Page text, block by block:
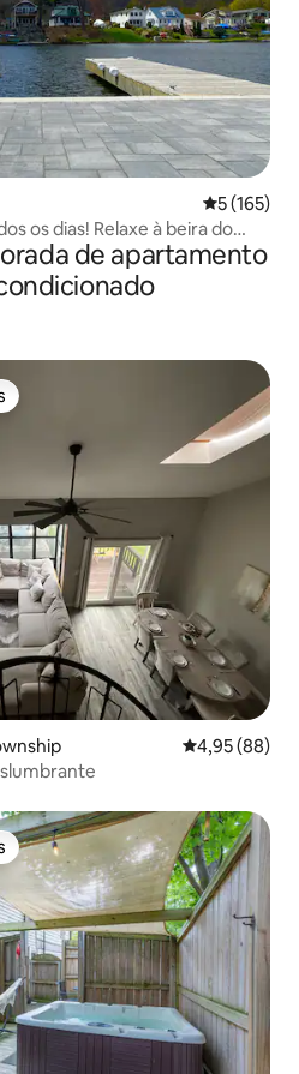
5 de uma
5 (165)
os dias! Relaxe à beira do
de apartamento
dos hóspedes
4,95 de uma
4,95 (88)
dos hóspedes